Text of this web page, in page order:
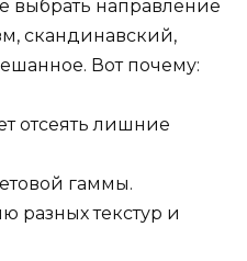
выбрать направление
скандинавский,
Вот почему:
отсеять лишние
гаммы.
разных текстур и